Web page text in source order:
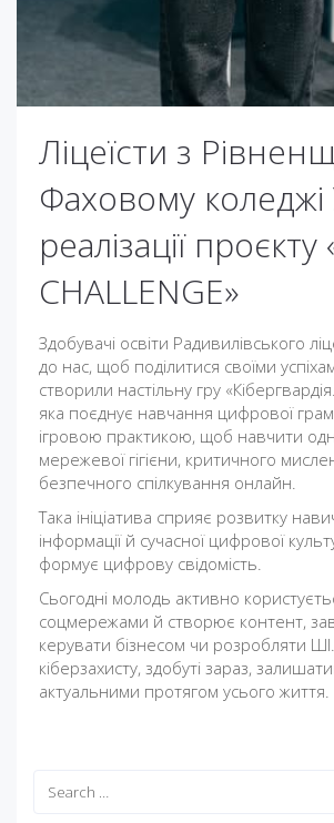
Ліцеїсти з
Фаховому
реалізації проєкту
CHALLENGE»
Здобувачі освіти Радивилівського
до нас, щоб поділитися своїми
створили настільну гру
яка поєднує навчання цифрової
ігровою практикою, щоб навчити
мережевої гігієни, критичного
безпечного спілкування онлайн.
Така ініціатива сприяє розвитку
інформації й сучасної цифрової
формує цифрову свідомість.
Сьогодні молодь активно
соцмережами й створює контент,
керувати бізнесом чи розробляти
кіберзахисту, здобуті зараз,
актуальними протягом усього життя.